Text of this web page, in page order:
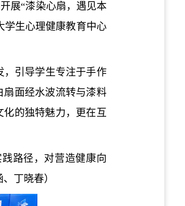
展“漆染心扇，遇见本
学生心理健康教育中心
，引导学生专注于手作
面经水波流转与漆料
的独特魅力，更在互
路径，对营造健康向
丁晓春）